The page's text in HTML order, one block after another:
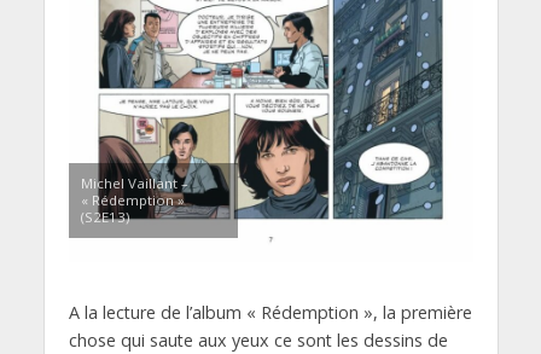
Michel Vaillant –
« Rédemption »
(S2E13)
A la lecture de l’album « Rédemption », la première
chose qui saute aux yeux ce sont les dessins de